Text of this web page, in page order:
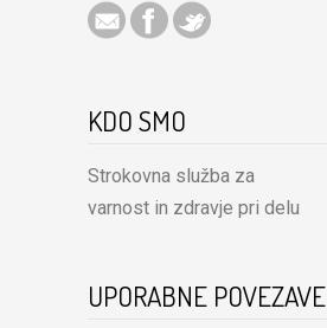
KDO SMO
Strokovna služba za
varnost in zdravje pri delu
UPORABNE POVEZAVE